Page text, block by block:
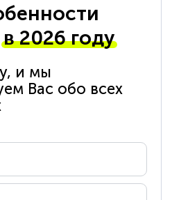
в 2026 году
и мы
Вас обо всех